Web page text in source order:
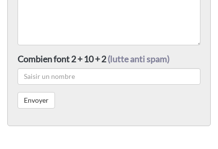
Combien font 2 + 10 + 2(lutte anti spam)